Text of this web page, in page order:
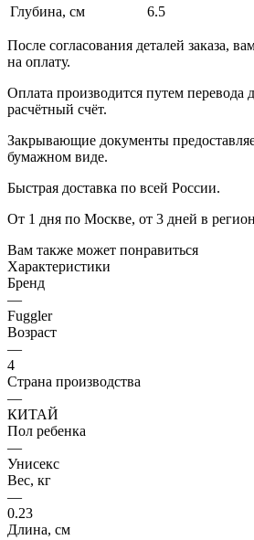
Глубина, см
6.5
После согласования деталей заказа,
на оплату.
Оплата производится путем перевода
расчётный счёт.
Закрывающие документы
бумажном виде.
Быстрая доставка по всей России.
От 1 дня по Москве, от 3 дней в
Вам также может понравиться
Характеристики
Бренд
—
Fuggler
Возраст
—
4
Страна производства
—
КИТАЙ
Пол ребенка
—
Унисекс
Вес, кг
—
0.23
Длина, см